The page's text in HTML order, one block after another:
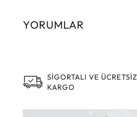
YORUMLAR
SİGORTALI VE ÜCRETSİZ
KARGO